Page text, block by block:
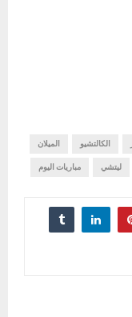
الكالتشيو الميلان
ليتشي مباريات اليوم